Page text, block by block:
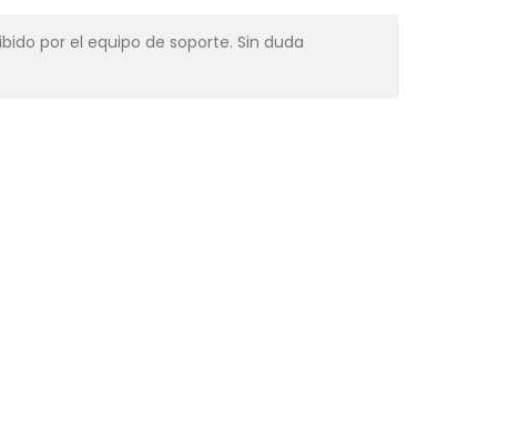
por el equipo de soporte. Sin duda